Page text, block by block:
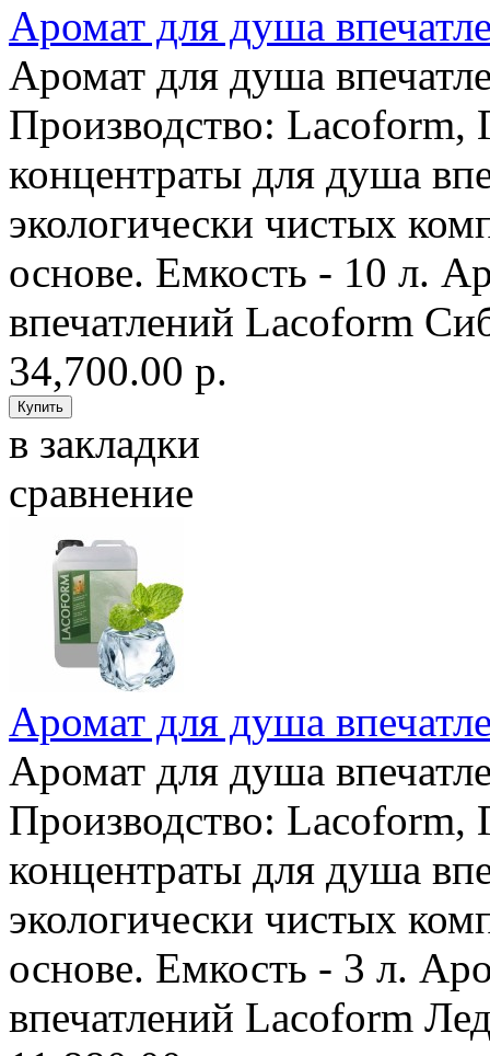
Аромат для душа
Аромат для душа
Производство: Lacoform,
концентраты для душа
экологически чистых
основе. Емкость - 10 л.
впечатлений Lacoform
34,700.00 р.
в закладки
сравнение
Аромат для душа
Аромат для душа
Производство: Lacoform,
концентраты для душа
экологически чистых
основе. Емкость - 3 л.
впечатлений Lacoform